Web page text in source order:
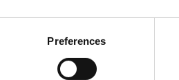
Preferences
soms een beetje een
aanspreekt.
dat maakt het gezellig. Je